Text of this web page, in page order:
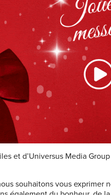
et d’Universus Media
souhaitons vous